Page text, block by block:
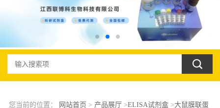
您当前的位置： 网站首页 > 产品展厅 >ELISA试剂盒>大鼠膜联蛋